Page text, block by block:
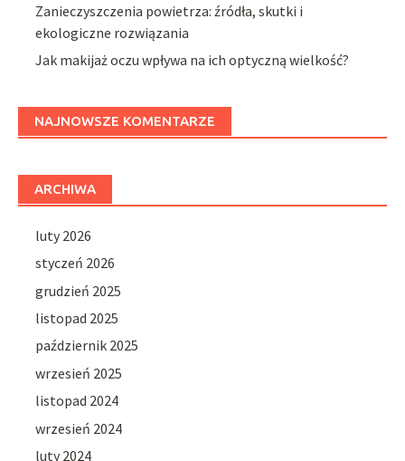
Zanieczyszczenia powietrza: źródła, skutki i
ekologiczne rozwiązania
Jak makijaż oczu wpływa na ich optyczną wielkość?
NAJNOWSZE KOMENTARZE
ARCHIWA
luty 2026
styczeń 2026
grudzień 2025
listopad 2025
październik 2025
wrzesień 2025
listopad 2024
wrzesień 2024
luty 2024